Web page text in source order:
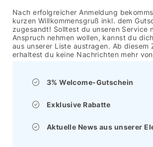
Nach erfolgreicher Anmeldung
kurzen Willkommensgruß inkl. dem
zugesandt! Solltest du unseren Service
Anspruch nehmen wollen, kannst du
aus unserer Liste austragen. Ab diesem
erhaltest du keine Nachrichten mehr
3% Welcome-Gutschein
Exklusive Rabatte
Aktuelle News aus unserer